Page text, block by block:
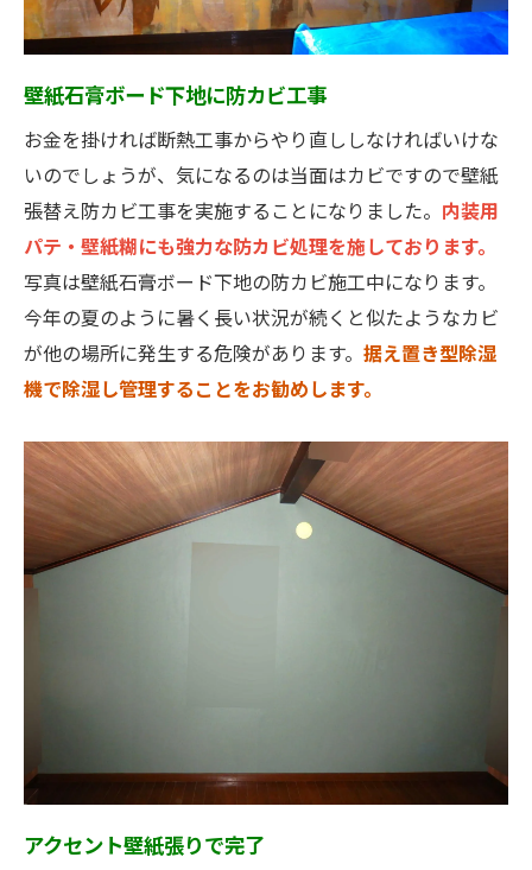
壁紙石膏ボード下地に防カビ工事
お金を掛ければ断熱工事からやり直ししなければいけな
いのでしょうが、気になるのは当面はカビですので壁紙
張替え防カビ工事を実施することになりました。 内装用
パテ・壁紙糊にも強力な防カビ処理を施しております。
写真は壁紙石膏ボード下地の防カビ施工中になります。
今年の夏のように暑く長い状況が続くと似たようなカビ
が他の場所に発生する危険があります。 据え置き型除湿
機で除湿し管理することをお勧めします。
アクセント壁紙張りで完了